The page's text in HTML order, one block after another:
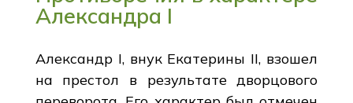
Александра I
Александр I, внук Екатерины II, взошел
на престол в результате дворцового